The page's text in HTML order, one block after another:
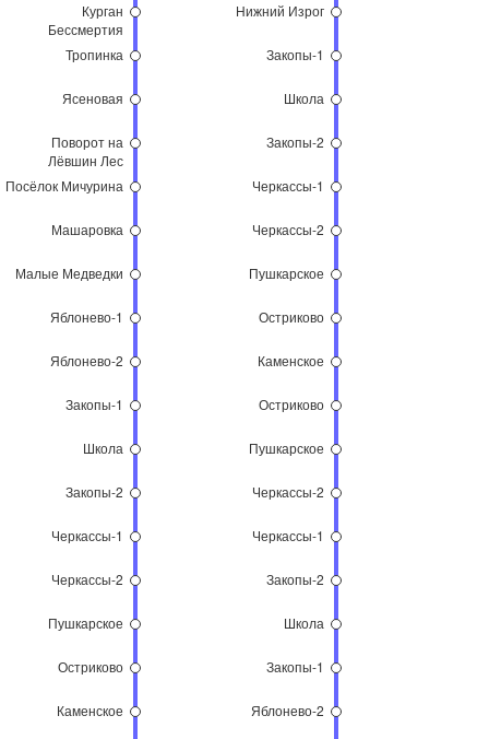
Курган
Бессмертия
Тропинка
Ясеновая
Поворот на
Лёвшин Лес
Посёлок Мичурина
Машаровка
Малые Медведки
Яблонево-1
Яблонево-2
Закопы-1
Школа
Закопы-2
Черкассы-1
Черкассы-2
Пушкарское
Остриково
Каменское
Нижний Изрог
Закопы-1
Школа
Закопы-2
Черкассы-1
Черкассы-2
Пушкарское
Остриково
Каменское
Остриково
Пушкарское
Черкассы-2
Черкассы-1
Закопы-2
Школа
Закопы-1
Яблонево-2